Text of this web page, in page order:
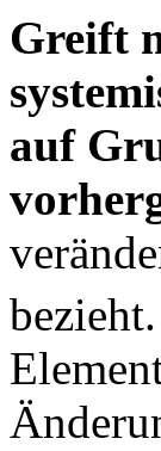
Greift
auf